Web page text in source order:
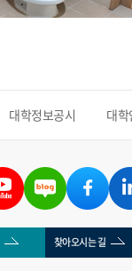
대학정보공시 대
찾아오시는 길